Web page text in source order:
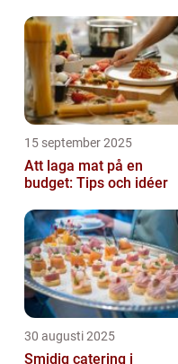
15 september 2025
Att laga mat på en
budget: Tips och idéer
30 augusti 2025
Smidig catering i